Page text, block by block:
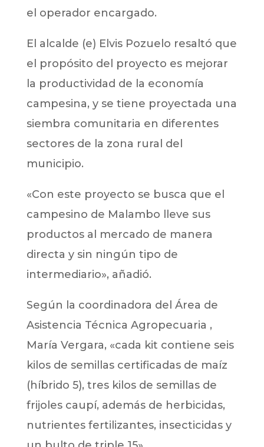
el operador encargado.
El alcalde (e) Elvis Pozuelo resaltó que
el propósito del proyecto es mejorar
la productividad de la economía
campesina, y se tiene proyectada una
siembra comunitaria en diferentes
sectores de la zona rural del
municipio.
«Con este proyecto se busca que el
campesino de Malambo lleve sus
productos al mercado de manera
directa y sin ningún tipo de
intermediario», añadió.
Según la coordinadora del Área de
Asistencia Técnica Agropecuaria ,
María Vergara, «cada kit contiene seis
kilos de semillas certificadas de maíz
(híbrido 5), tres kilos de semillas de
frijoles caupí, además de herbicidas,
nutrientes fertilizantes, insecticidas y